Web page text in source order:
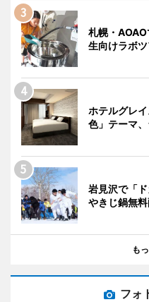
札幌・
生向けラボ
ホテルグレ
色」テーマ
岩見沢で「
やきじ鍋無
も
フォ